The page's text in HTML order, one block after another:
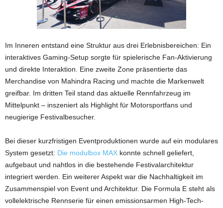
Im Inneren entstand eine Struktur aus drei Erlebnisbereichen: Ein
interaktives Gaming-Setup sorgte für spielerische Fan-Aktivierung
und direkte Interaktion. Eine zweite Zone präsentierte das
Merchandise von Mahindra Racing und machte die Markenwelt
greifbar. Im dritten Teil stand das aktuelle Rennfahrzeug im
Mittelpunkt – inszeniert als Highlight für Motorsportfans und
neugierige Festivalbesucher.
Bei dieser kurzfristigen Eventproduktionen wurde auf ein modulares
System gesetzt: Die modulbox MAX konnte schnell geliefert,
aufgebaut und nahtlos in die bestehende Festivalarchitektur
integriert werden. Ein weiterer Aspekt war die Nachhaltigkeit im
Zusammenspiel von Event und Architektur. Die Formula E steht als
vollelektrische Rennserie für einen emissionsarmen High-Tech-